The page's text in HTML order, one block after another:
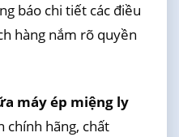
báo chi tiết các điều
hàng nắm rõ quyền
máy ép miệng ly
chính hãng, chất